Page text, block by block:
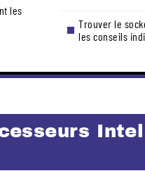
les
Trouver le
les conseils